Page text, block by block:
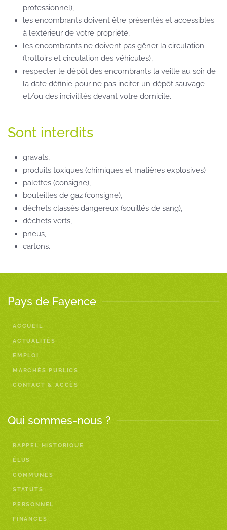
professionnel),
les encombrants doivent être présentés et accessibles
à l’extérieur de votre propriété,
les encombrants ne doivent pas gêner la circulation
(trottoirs et circulation des véhicules),
respecter le dépôt des encombrants la veille au soir de
la date définie pour ne pas inciter un dépôt sauvage
et/ou des incivilités devant votre domicile.
Sont interdits
gravats,
produits toxiques (chimiques et matières explosives)
palettes (consigne),
bouteilles de gaz (consigne),
déchets classés dangereux (souillés de sang),
déchets verts,
pneus,
cartons.
Pays de Fayence
ACCUEIL
ACTUALITÉS
EMPLOI
MARCHÉS PUBLICS
CONTACT & ACCÈS
Qui sommes-nous ?
RAPPEL HISTORIQUE
ÉLUS
COMMUNES
STATUTS
PERSONNEL
FINANCES